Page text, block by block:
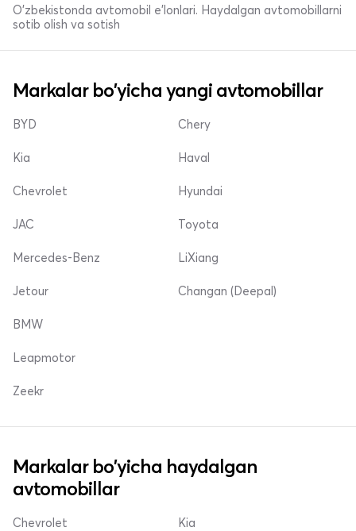
O'zbekistonda avtomobil e’lonlari. Haydalgan avtomobillarni
sotib olish va sotish
Markalar bo'yicha yangi avtomobillar
BYD
Kia
Chevrolet
Chery
Haval
Hyundai
JAC
Mercedes-Benz
Jetour
Toyota
LiXiang
Changan (Deepal)
BMW
Leapmotor
Zeekr
Markalar bo'yicha haydalgan
avtomobillar
Chevrolet Kia